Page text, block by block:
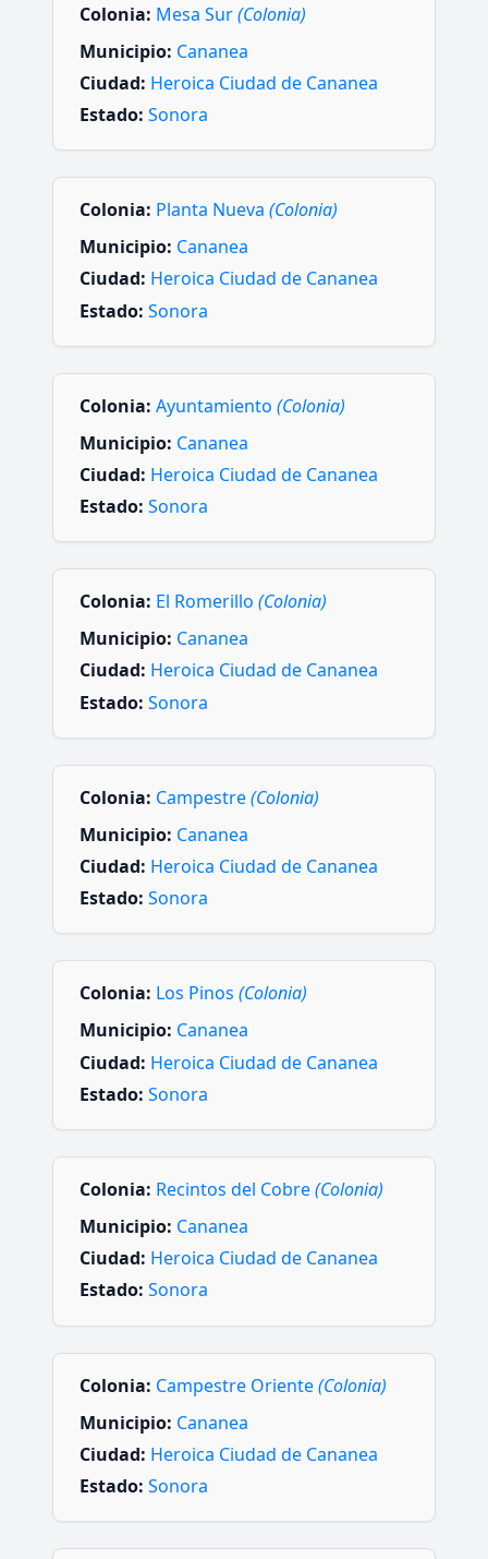
Colonia: Mesa Sur(Colonia)
Municipio: Cananea
Ciudad: Heroica Ciudad de Cananea
Estado: Sonora
Colonia: Planta Nueva (Colonia)
Municipio: Cananea
Ciudad: Heroica Ciudad de Cananea
Estado: Sonora
Colonia: Ayuntamiento (Colonia)
Municipio: Cananea
Ciudad: Heroica Ciudad de Cananea
Estado: Sonora
Colonia: El Romerillo (Colonia)
Municipio: Cananea
Ciudad: Heroica Ciudad de Cananea
Estado: Sonora
Colonia: Campestre(Colonia)
Municipio: Cananea
Ciudad: Heroica Ciudad de Cananea
Estado: Sonora
Colonia: Los Pinos (Colonia)
Municipio: Cananea
Ciudad: Heroica Ciudad de Cananea
Estado: Sonora
Colonia: Recintos del Cobre(Colonia)
Municipio: Cananea
Ciudad: Heroica Ciudad de Cananea
Estado: Sonora
Colonia: Campestre Oriente(Colonia)
Municipio: Cananea
Ciudad: Heroica Ciudad de Cananea
Estado: Sonora